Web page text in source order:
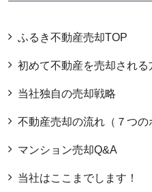
ふるき不動産売却TOP
初めて不動産を売却される
当社独自の売却戦略
不動産売却の流れ（７つの
マンション売却Q&A
当社はここまでします！